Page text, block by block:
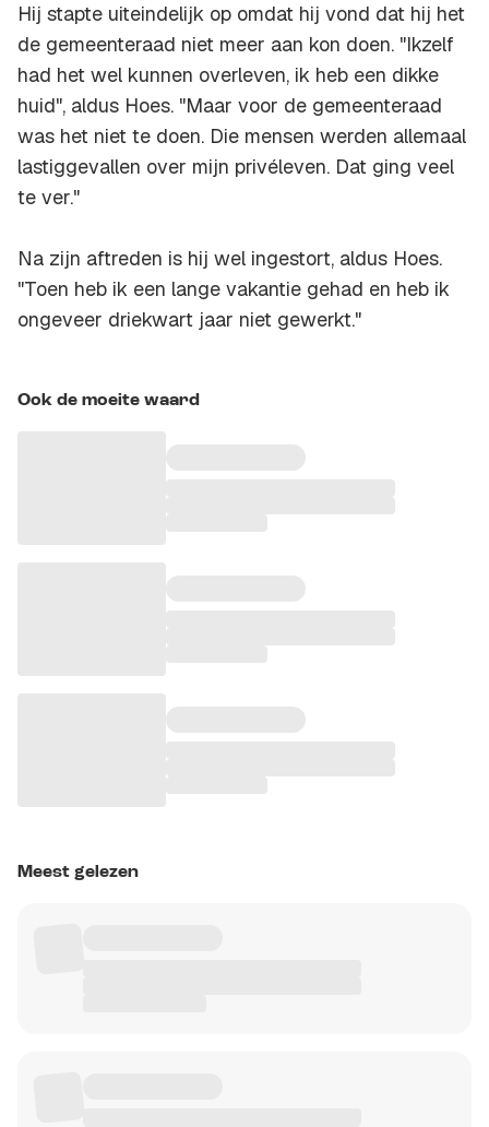
Hij stapte uiteindelijk op omdat hij vond dat hij het
de gemeenteraad niet meer aan kon doen. "Ikzelf
had het wel kunnen overleven, ik heb een dikke
huid", aldus Hoes. "Maar voor de gemeenteraad
was het niet te doen. Die mensen werden allemaal
lastiggevallen over mijn privéleven. Dat ging veel
te ver."
Na zijn aftreden is hij wel ingestort, aldus Hoes.
"Toen heb ik een lange vakantie gehad en heb ik
ongeveer driekwart jaar niet gewerkt."
Ook de moeite waard
Meest gelezen